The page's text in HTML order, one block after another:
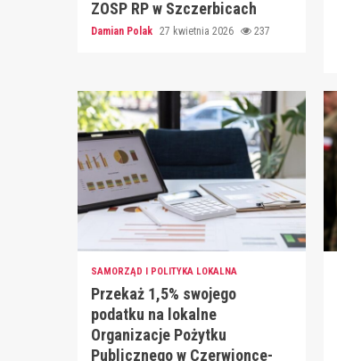
ZOSP RP w Szczerbicach
Damian Polak 27 kwietnia 2026 237
SAMORZĄD I POLITYKA LOKALNA
Przekaż 1,5% swojego
podatku na lokalne
Organizacje Pożytku
Publicznego w Czerwionce-